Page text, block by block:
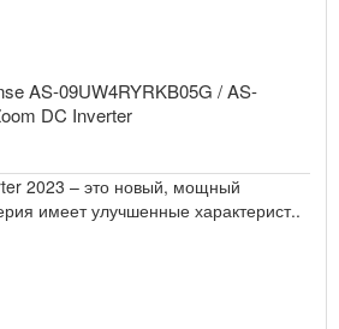
AS-09UW4RYRKB05G / AS-
DC Inverter
2023 – это новый, мощный
имеет улучшенные характерист..